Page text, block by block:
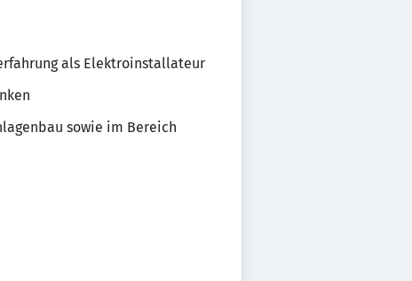
als Elektroinstallateur
sowie im Bereich